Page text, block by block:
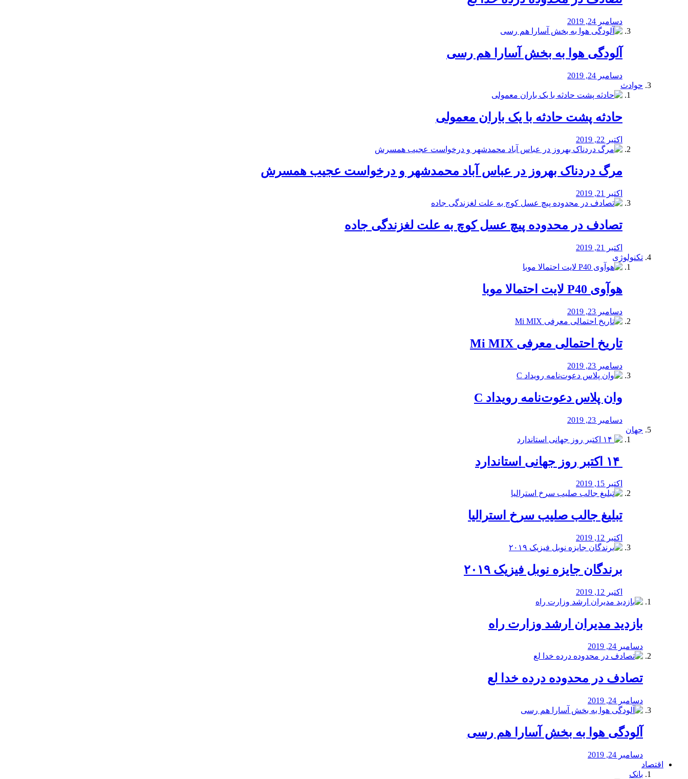
دسامبر 24, 2019
آلودگی هوا به بخش آسارا هم رسی
دسامبر 24, 2019
حوادث
️حادثه پشت حادثه با یک باران معمولی
اکتبر 22, 2019
مرگ دردناک بهروز در عباس آباد محمدشهر و درخواست عجیب همسرش
اکتبر 21, 2019
تصادف در محدوده پیچ عسل کوچ به علت لغزندگی جاده
اکتبر 21, 2019
تکنولوژی
هوآوی P40 لایت احتمالا موبا
دسامبر 23, 2019
تاریخ احتمالی معرفی Mi MIX
دسامبر 23, 2019
وان پلاس دعوت‌نامه رویداد C
دسامبر 23, 2019
جهان
اکتبر 15, 2019
تبلیغ جالب صلیب سرخ استرالیا
اکتبر 12, 2019
برندگان جایزه نوبل فیزیک ۲۰۱۹
اکتبر 12, 2019
بازدید مدیران ارشد وزارت راه
دسامبر 24, 2019
تصادف در محدوده درده خدا لع
دسامبر 24, 2019
آلودگی هوا به بخش آسارا هم رسی
دسامبر 24, 2019
اقتصاد
بانک